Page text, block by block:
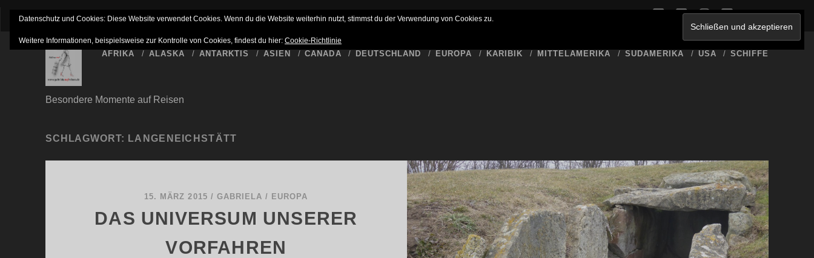
IMPRESSUM NETTIQUETTE HAFTUNGSAUSSCHLUSS BUCKET LIST WER SCHREIBT HIER DATENSCHUTZERKLÄRUNG twitterfacebook
instagram
youtube
Besondere Momente auf Reisen
AFRIKA ALASKA ANTARKTIS ASIEN CANADA DEUTSCHLAND EUROPA KARIBIK MITTELAMERIKA SÜDAMERIKA USA SCHIFFE
SCHLAGWORT: LANGENEICHSTÄTT
15. MÄRZ 2015 / GABRIELA / EUROPA
DAS UNIVERSUM UNSERER
VORFAHREN
Datenschutz und Cookies: Diese Website verwendet Cookies. Wenn du die Website weiterhin nutzt, stimmst du der Verwendung von Cookies zu.
Weitere Informationen, beispielsweise zur Kontrolle von Cookies, findest du hier: Cookie-Richtlinie